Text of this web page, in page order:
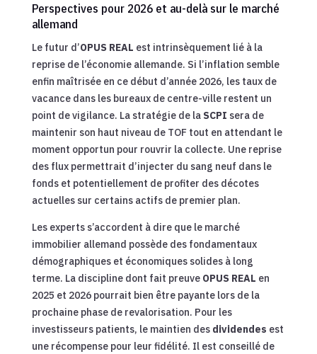
Perspectives pour 2026 et au-delà sur le marché
allemand
Le futur d’OPUS REAL est intrinsèquement lié à la
reprise de l’économie allemande. Si l’inflation semble
enfin maîtrisée en ce début d’année 2026, les taux de
vacance dans les bureaux de centre-ville restent un
point de vigilance. La stratégie de la SCPI sera de
maintenir son haut niveau de TOF tout en attendant le
moment opportun pour rouvrir la collecte. Une reprise
des flux permettrait d’injecter du sang neuf dans le
fonds et potentiellement de profiter des décotes
actuelles sur certains actifs de premier plan.
Les experts s’accordent à dire que le marché
immobilier allemand possède des fondamentaux
démographiques et économiques solides à long
terme. La discipline dont fait preuve OPUS REAL en
2025 et 2026 pourrait bien être payante lors de la
prochaine phase de revalorisation. Pour les
investisseurs patients, le maintien des dividendes est
une récompense pour leur fidélité. Il est conseillé de